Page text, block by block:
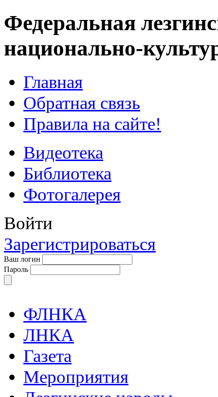
Федеральная
национально-
Главная
Обратная связь
Правила на сайте!
Видеотека
Библиотека
Фотогалерея
Войти
Зарегистрироваться
Ваш логин
Пароль
ФЛНКА
ЛНКА
Газета
Мероприятия